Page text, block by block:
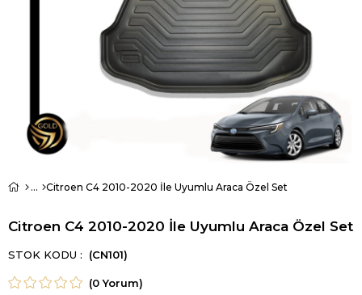
Citroen C4 2010-2020 İle Uyumlu Araca Özel Set
Citroen C4 2010-2020 İle Uyumlu Araca Özel Set
STOK KODU (CN101)
(0 Yorum)